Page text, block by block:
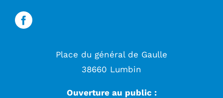
Place du général de Gaulle
38660 Lumbin
Ouverture au public :